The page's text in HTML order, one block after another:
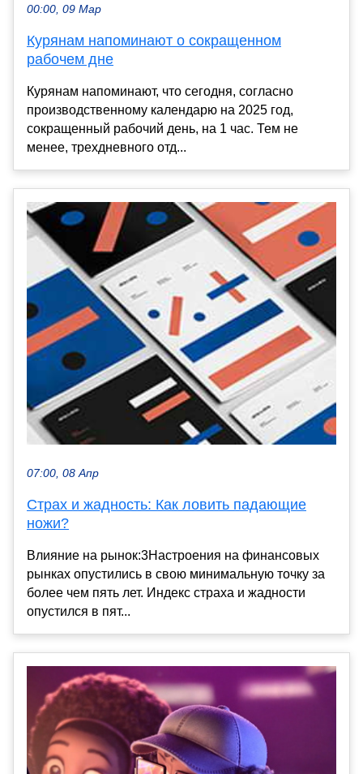
00:00, 09 Мар
Курянам напоминают о сокращенном
рабочем дне
Курянам напоминают, что сегодня, согласно
производственному календарю на 2025 год,
сокращенный рабочий день, на 1 час. Тем не
менее, трехдневного отд...
07:00, 08 Апр
Страх и жадность: Как ловить падающие
ножи?
Влияние на рынок:3Настроения на финансовых
рынках опустились в свою минимальную точку за
более чем пять лет. Индекс страха и жадности
опустился в пят...